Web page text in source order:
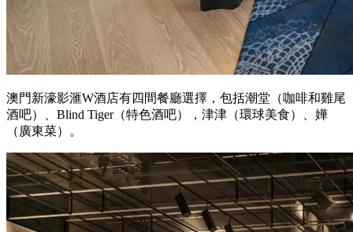
澳門新濠影滙W酒店有四間餐廳選擇，包括潮堂（咖啡和雞尾
酒吧）、Blind Tiger（特色酒吧），津津（環球美食）、嬅
（廣東菜）。